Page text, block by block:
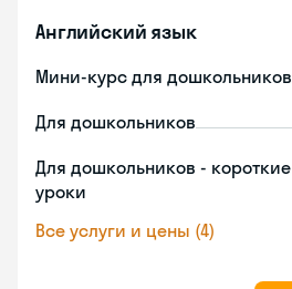
Английский язык
Мини-курс для дошкольников
Для дошкольников
Для дошкольников - короткие
уроки
Все услуги и цены (4)